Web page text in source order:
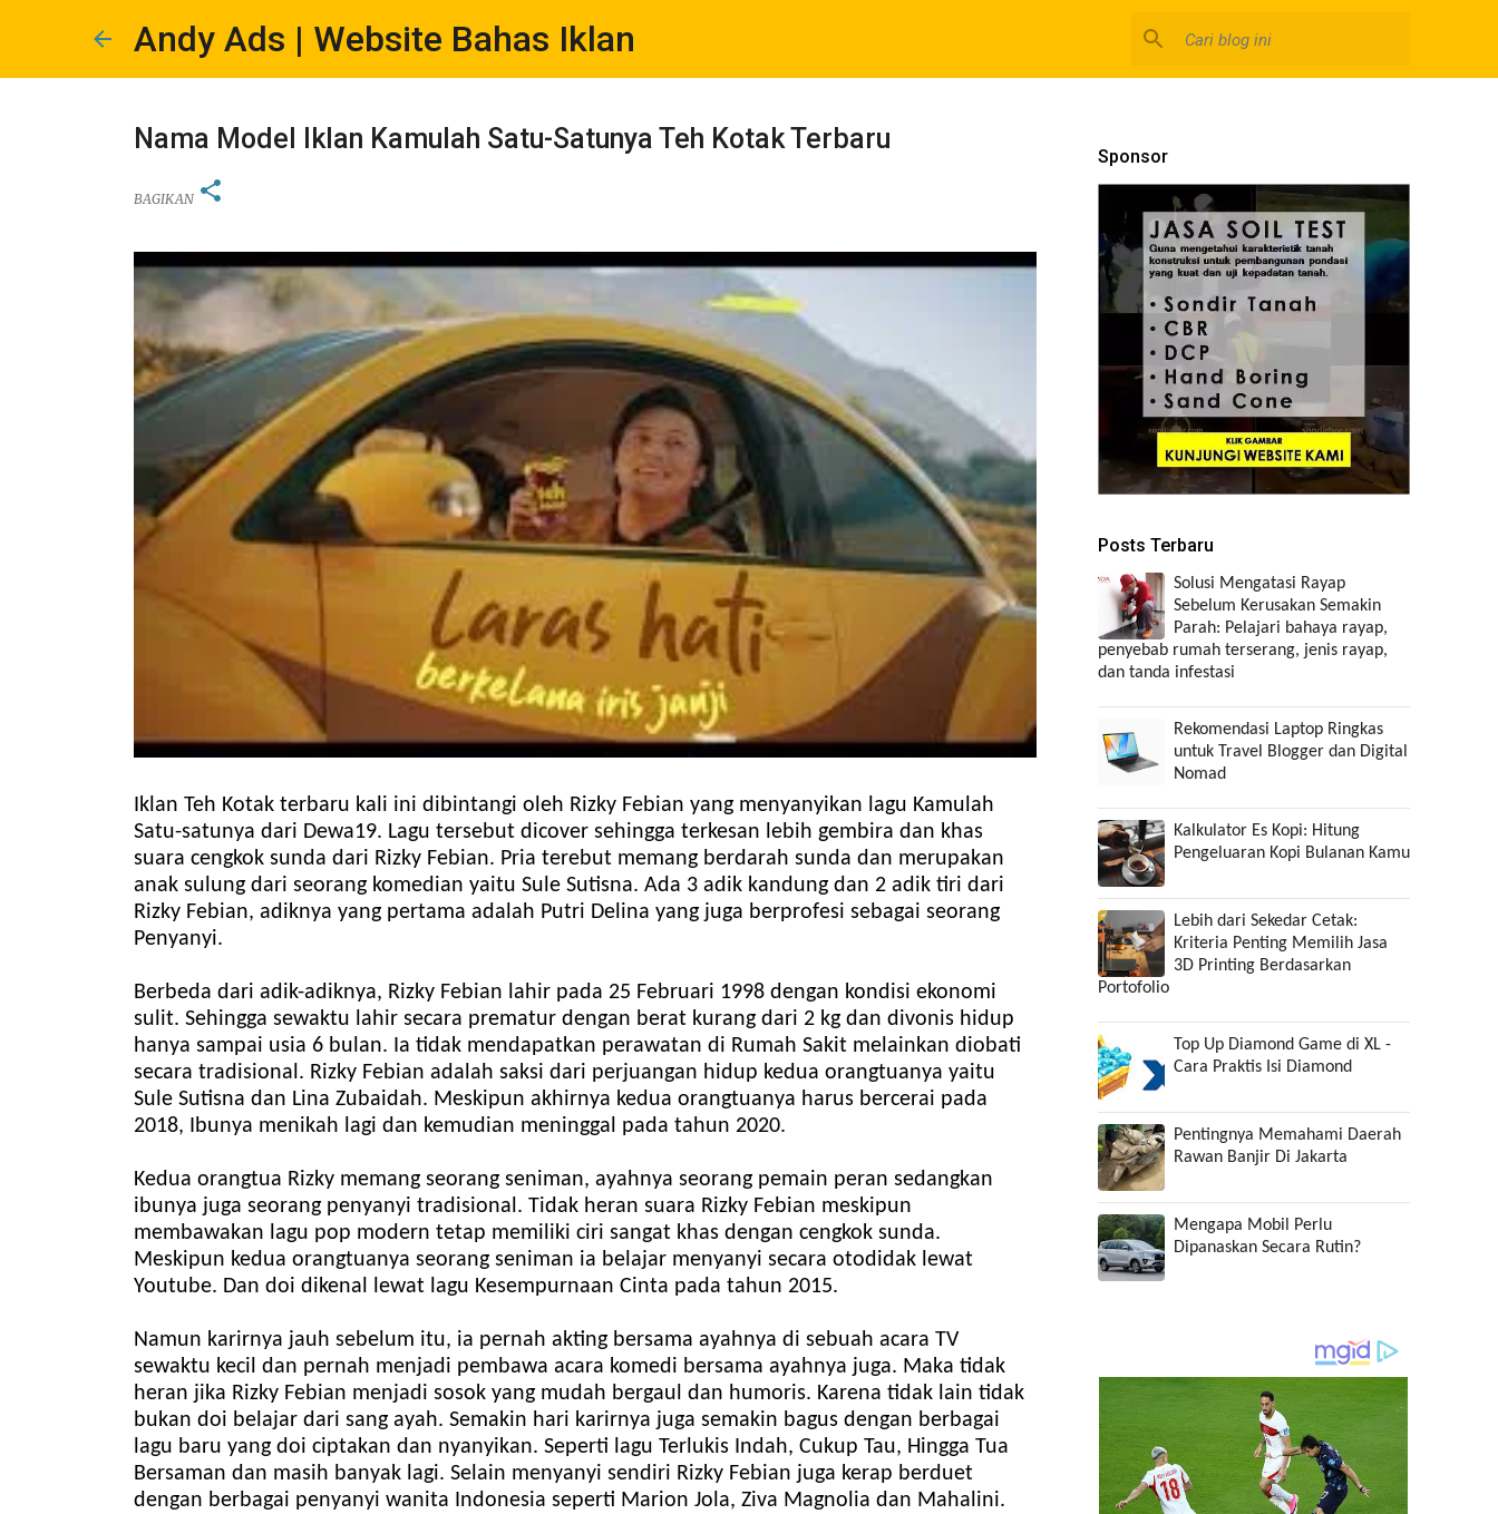
Andy Ads | Website Bahas Iklan
Nama Model Iklan Kamulah Satu-Satunya Teh Kotak Terbaru
BAGIKAN
Iklan Teh Kotak terbaru kali ini dibintangi oleh Rizky Febian yang menyanyikan lagu Kamulah
Satu-satunya dari Dewa19. Lagu tersebut dicover sehingga terkesan lebih gembira dan khas
suara cengkok sunda dari Rizky Febian. Pria terebut memang berdarah sunda dan merupakan
anak sulung dari seorang komedian yaitu Sule Sutisna. Ada 3 adik kandung dan 2 adik tiri dari
Rizky Febian, adiknya yang pertama adalah Putri Delina yang juga berprofesi sebagai seorang
Penyanyi.
Berbeda dari adik-adiknya, Rizky Febian lahir pada 25 Februari 1998 dengan kondisi ekonomi
sulit. Sehingga sewaktu lahir secara prematur dengan berat kurang dari 2 kg dan divonis hidup
hanya sampai usia 6 bulan. Ia tidak mendapatkan perawatan di Rumah Sakit melainkan diobati
secara tradisional. Rizky Febian adalah saksi dari perjuangan hidup kedua orangtuanya yaitu
Sule Sutisna dan Lina Zubaidah. Meskipun akhirnya kedua orangtuanya harus bercerai pada
2018, Ibunya menikah lagi dan kemudian meninggal pada tahun 2020.
Kedua orangtua Rizky memang seorang seniman, ayahnya seorang pemain peran sedangkan
ibunya juga seorang penyanyi tradisional. Tidak heran suara Rizky Febian meskipun
membawakan lagu pop modern tetap memiliki ciri sangat khas dengan cengkok sunda.
Meskipun kedua orangtuanya seorang seniman ia belajar menyanyi secara otodidak lewat
Youtube. Dan doi dikenal lewat lagu Kesempurnaan Cinta pada tahun 2015.
Namun karirnya jauh sebelum itu, ia pernah akting bersama ayahnya di sebuah acara TV
sewaktu kecil dan pernah menjadi pembawa acara komedi bersama ayahnya juga. Maka tidak
heran jika Rizky Febian menjadi sosok yang mudah bergaul dan humoris. Karena tidak lain tidak
bukan doi belajar dari sang ayah. Semakin hari karirnya juga semakin bagus dengan berbagai
lagu baru yang doi ciptakan dan nyanyikan. Seperti lagu Terlukis Indah, Cukup Tau, Hingga Tua
Bersaman dan masih banyak lagi. Selain menyanyi sendiri Rizky Febian juga kerap berduet
dengan berbagai penyanyi wanita Indonesia seperti Marion Jola, Ziva Magnolia dan Mahalini.
Sponsor
Posts Terbaru
Solusi Mengatasi Rayap
Sebelum Kerusakan Semakin
Parah: Pelajari bahaya rayap,
penyebab rumah terserang, jenis rayap,
dan tanda infestasi
Rekomendasi Laptop Ringkas
untuk Travel Blogger dan Digital
Nomad
Kalkulator Es Kopi: Hitung
Pengeluaran Kopi Bulanan Kamu
Lebih dari Sekedar Cetak:
Kriteria Penting Memilih Jasa
3D Printing Berdasarkan
Portofolio
Top Up Diamond Game di XL -
Cara Praktis Isi Diamond
Pentingnya Memahami Daerah
Rawan Banjir Di Jakarta
Mengapa Mobil Perlu
Dipanaskan Secara Rutin?